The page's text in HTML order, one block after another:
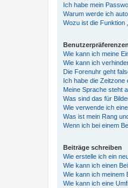
Ich habe mein
Warum werde ich
Wozu ist die Funktion
Wie kann ich meine
Wie kann ich
Die Forenuhr geht
Ich habe die Zeitzone
Meine Sprache steht
Was sind das für
Wie verwende ich
Was ist mein Rang
Wenn ich bei einem
Beiträge schreiben
Wie erstelle ich ein
Wie kann ich einen
Wie kann ich meinem
Wie kann ich eine